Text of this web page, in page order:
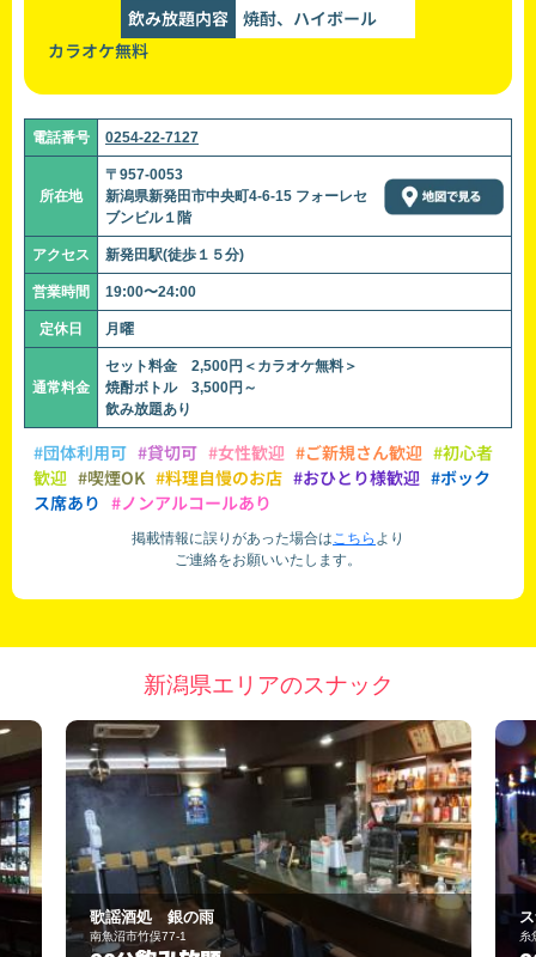
飲み放題内容 焼酎、ハイボール
カラオケ無料
電話番号 0254-22-7127
所在地
〒957-0053
新潟県新発田市中央町4-6-15 フォーレセ
ブンビル１階
アクセス 新発田駅(徒歩１５分)
営業時間 19:00〜24:00
定休日 月曜
通常料金
セット料金 2,500円＜カラオケ無料＞
焼酎ボトル 3,500円～
飲み放題あり
#団体利用可 #貸切可 #女性歓迎 #ご新規さん歓迎 #初心者
歓迎 #喫煙OK #料理自慢のお店 #おひとり様歓迎 #ボック
ス席あり #ノンアルコールあり
掲載情報に誤りがあった場合はこちら より
ご連絡をお願いいたします。
新潟県エリアのスナック
スナック メロディー